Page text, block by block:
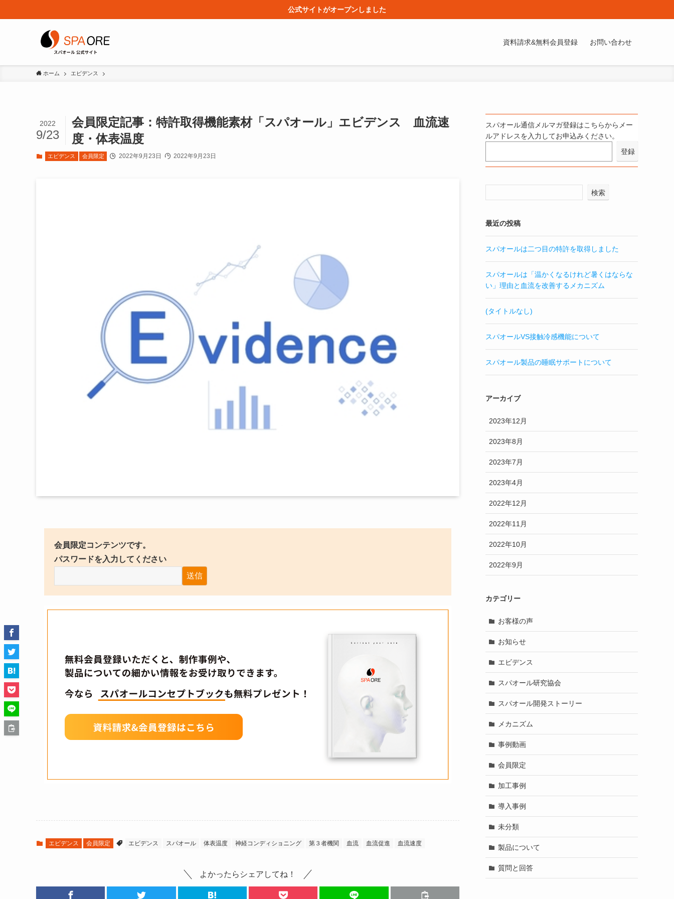
公式サイトがオープンしました
資料請求&無料会員登録 お問い合わせ
ホーム エビデンス
会員限定記事：特許取得機能素材「スパオール」エビデンス 血流速
度・体表温度
2022
9/23
エビデンス 会員限定 2022年9月23日 2022年9月23日
会員限定コンテンツです。
パスワードを入力してください
エビデンス 会員限定 エビデンス スパオール 体表温度 神経コンディショニング 第３者機関 血流 血流促進 血流速度
よかったらシェアしてね！
スパオール通信メルマガ登録はこちらからメー
ルアドレスを入力してお申込みください。
検索
最近の投稿
スパオールは二つ目の特許を取得しました
スパオールは「温かくなるけれど暑くはならな
い」理由と血流を改善するメカニズム
(タイトルなし)
スパオールVS接触冷感機能について
スパオール製品の睡眠サポートについて
アーカイブ
2023年12月
2023年8月
2023年7月
2023年4月
2022年12月
2022年11月
2022年10月
2022年9月
カテゴリー
お客様の声
お知らせ
エビデンス
スパオール研究協会
スパオール開発ストーリー
メカニズム
事例動画
会員限定
加工事例
導入事例
未分類
製品について
質問と回答